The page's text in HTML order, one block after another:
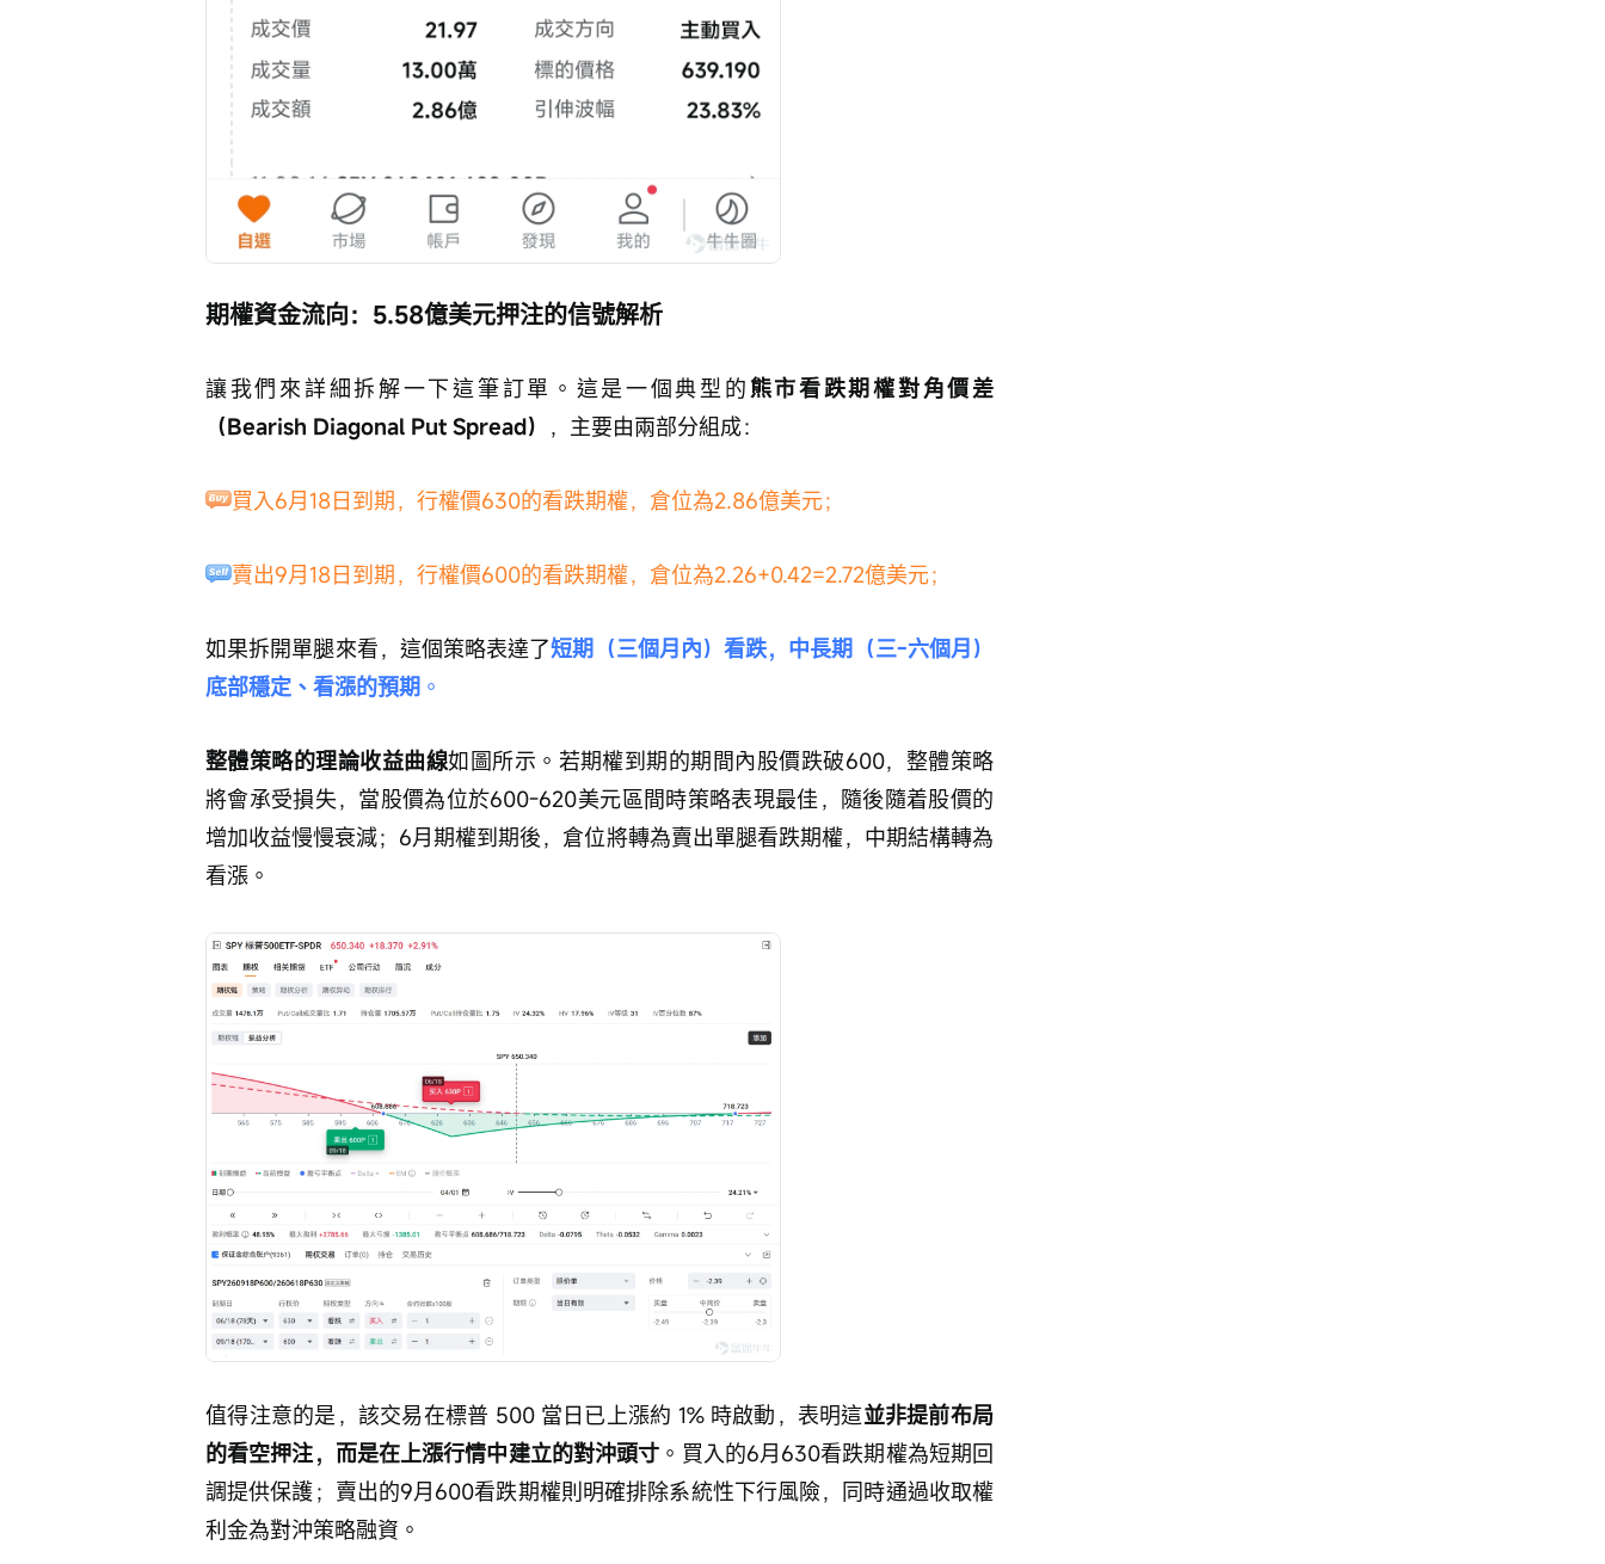
期權資金流向：5.58億美元押注的信號解析
讓我們來詳細拆解一下這筆訂單。這是一個典型的 熊市看跌期權對角價差
（Bearish Diagonal Put Spread） ，主要由兩部分組成：
買入6月18日到期，行權價630的看跌期權，倉位為2.86億美元；
賣出9月18日到期，行權價600的看跌期權，倉位為2.26+0.42=2.72億美元；
如果拆開單腿來看，這個策略表達了短期（三個月內）看跌，中長期（三-六個月）
底部穩定、看漲的預期 。
整體策略的理論收益曲線如圖所示。若期權到期的期間內股價跌破600，整體策略
將會承受損失，當股價為位於600-620美元區間時策略表現最佳，隨後隨着股價的
增加收益慢慢衰減；6月期權到期後，倉位將轉為賣出單腿看跌期權，中期結構轉為
看漲。
值得注意的是，該交易在標普 500 當日已上漲約 1% 時啟動，表明這並非提前布局
的看空押注，而是在上漲行情中建立的對沖頭寸 。買入的6月630看跌期權為短期回
調提供保護；賣出的9月600看跌期權則明確排除系統性下行風險，同時通過收取權
利金為對沖策略融資。